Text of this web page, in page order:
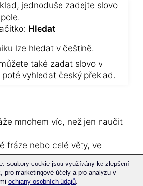
jednoduše zadejte slovo
Hledat
lze hledat v češtině.
také zadat slovo v
poté vyhledat český překlad.
mnohem víc, než jen naučit
fráze nebo celé věty, ve
vyskytuje.
také okamžitě naučíte, jak
celé věty.
soubory cookie jsou využívány ke zlepšení
pro marketingové účely a pro analýzu v
ochrany osobních údajů.